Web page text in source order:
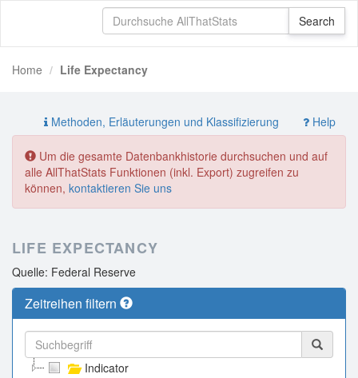
Home Life Expectancy
Methoden, Erläuterungen und Klassifizierung Help
Um die gesamte Datenbankhistorie durchsuchen und auf
alle AllThatStats Funktionen (inkl. Export) zugreifen zu
können, kontaktieren Sie uns
LIFE EXPECTANCY
Quelle: Federal Reserve
Zeitreihen filtern
Indicator